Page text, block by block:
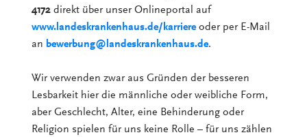
4172 direkt über unser Onlineportal auf
www.landeskrankenhaus.de/karriereoder per E-Mail
an bewerbung@landeskrankenhaus.de.
Wir verwenden zwar aus Gründen der besseren
Lesbarkeit hier die männliche oder weibliche Form,
aber Geschlecht, Alter, eine Behinderung oder
Religion spielen für uns keine Rolle – für uns zählen